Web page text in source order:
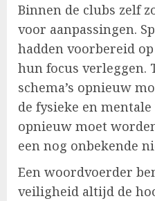
Binnen de clubs zelf
voor aanpassingen.
hadden voorbereid
hun focus verleggen.
schema’s opnieuw
de fysieke en
opnieuw moet
een nog onbekende
Een woordvoerder
veiligheid altijd de